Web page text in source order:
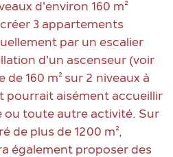
d'environ 160 m²
3 appartements
par un escalier
d'un ascenseur (voir
160 m² sur 2 niveaux à
pourrait aisément accueillir
ou toute autre activité. Sur
de plus de 1200 m²,
également proposer des